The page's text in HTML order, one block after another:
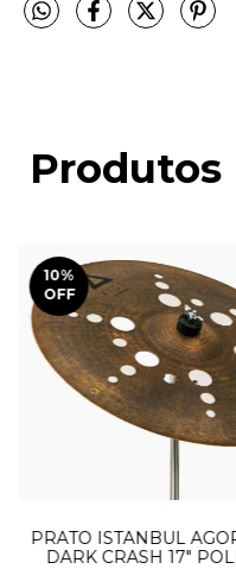
Produtos
10%
OFF
PRATO ISTANBUL
DARK CRASH 17"